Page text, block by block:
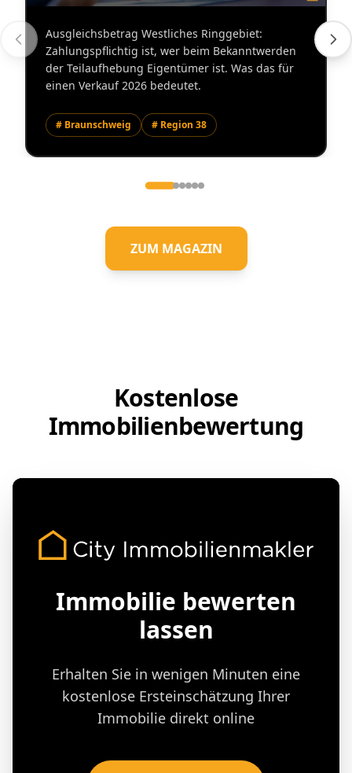
Ausgleichsbetrag Westliches Ringgebiet:
Zahlungspflichtig ist, wer beim Bekanntwerden
der Teilaufhebung Eigentümer ist. Was das für
einen Verkauf 2026 bedeutet.
# Braunschweig # Region 38
ZUM MAGAZIN
Kostenlose
Immobilienbewertung
Immobilie bewerten
lassen
Erhalten Sie in wenigen Minuten eine
kostenlose Ersteinschätzung Ihrer
Immobilie direkt online